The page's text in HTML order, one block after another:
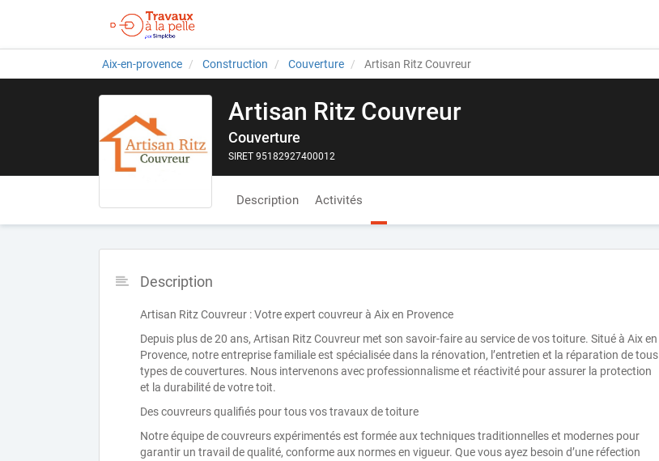
Aix-en-provence Construction Couverture Artisan Ritz Couvreur
Artisan Ritz Couvreur
Couverture
SIRET 95182927400012
Description Activités
Description
Artisan Ritz Couvreur : Votre expert couvreur à Aix en Provence
Depuis plus de 20 ans, Artisan Ritz Couvreur met son savoir-faire au service de vos toiture. Situé à Aix en
Provence, notre entreprise familiale est spécialisée dans la rénovation, l’entretien et la réparation de tous
types de couvertures. Nous intervenons avec professionnalisme et réactivité pour assurer la protection
et la durabilité de votre toit.
Des couvreurs qualifiés pour tous vos travaux de toiture
Notre équipe de couvreurs expérimentés est formée aux techniques traditionnelles et modernes pour
garantir un travail de qualité, conforme aux normes en vigueur. Que vous ayez besoin d’une réfection